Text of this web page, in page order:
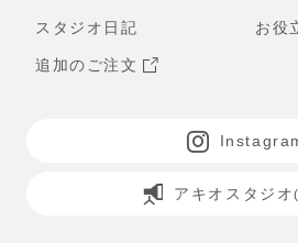
スタジオ日記 お役
追加のご注文
アキオスタジオ